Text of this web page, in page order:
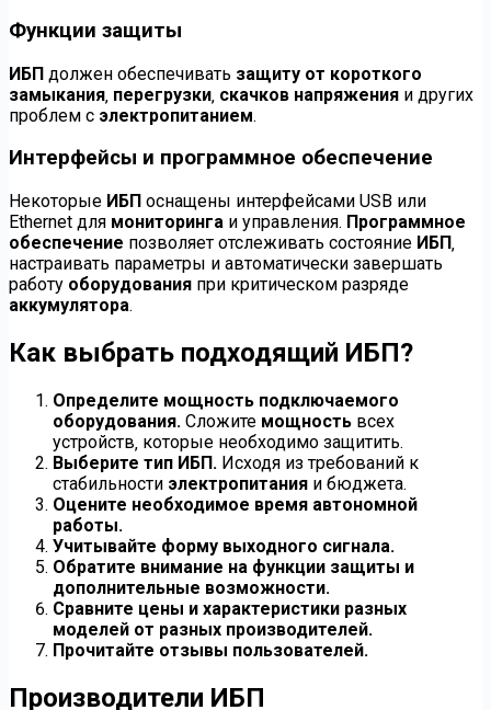
Функции защиты
ИБП должен обеспечивать защиту от короткого
замыкания перегрузки скачков напряжения и других
проблем с электропитанием.
Интерфейсы и программное обеспечение
Некоторые ИБП оснащены интерфейсами USB или
Ethernet для мониторинга и управления. Программное
обеспечение позволяет отслеживать состояние ИБП‚
настраивать параметры и автоматически завершать
работу оборудования при критическом разряде
аккумулятора.
Как выбрать подходящий ИБП?
Определите мощность подключаемого
оборудования. Сложите мощность всех
устройств‚ которые необходимо защитить.
Выберите тип ИБП. Исходя из требований к
стабильности электропитания и бюджета.
Оцените необходимое время автономной
работы.
Учитывайте форму выходного сигнала.
Обратите внимание на функции защиты и
дополнительные возможности.
Сравните цены и характеристики разных
моделей от разных производителей.
Прочитайте отзывы пользователей.
Производители ИБП